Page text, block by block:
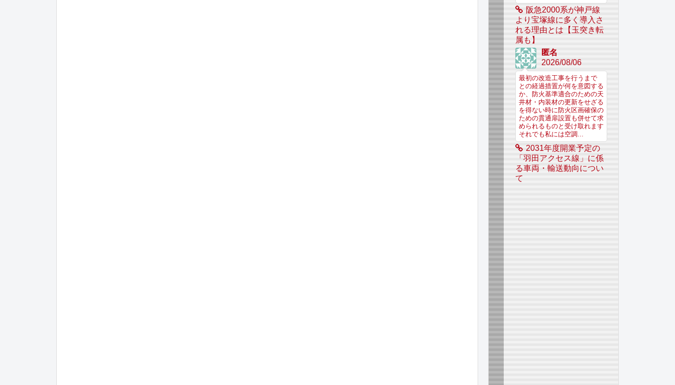
阪急2000系が神戸線
より宝塚線に多く導入さ
れる理由とは【玉突き転
属も】
匿名
2026/08/06
最初の改造工事を行うまで
との経過措置が何を意図する
か、防火基準適合のための天
井材・内装材の更新をせざる
を得ない時に防火区画確保の
ための貫通扉設置も併せて求
められるものと受け取れます
それでも私には空調...
2031年度開業予定の
「羽田アクセス線」に係
る車両・輸送動向につい
て